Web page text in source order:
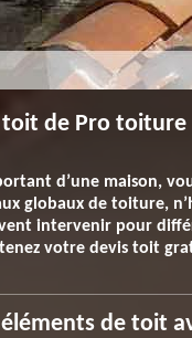
toit de Pro toiture
d’une maison,
globaux de toiture,
intervenir pour
votre devis toit
de toit